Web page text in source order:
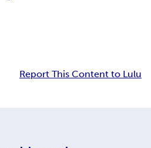
Report This Content to Lulu